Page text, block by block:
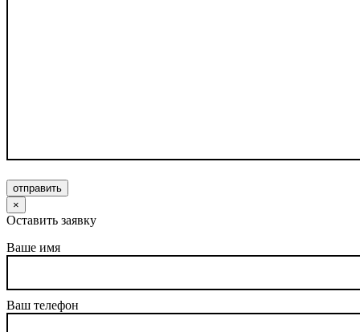
отправить
×
Оставить заявку
Ваше имя
Ваш телефон